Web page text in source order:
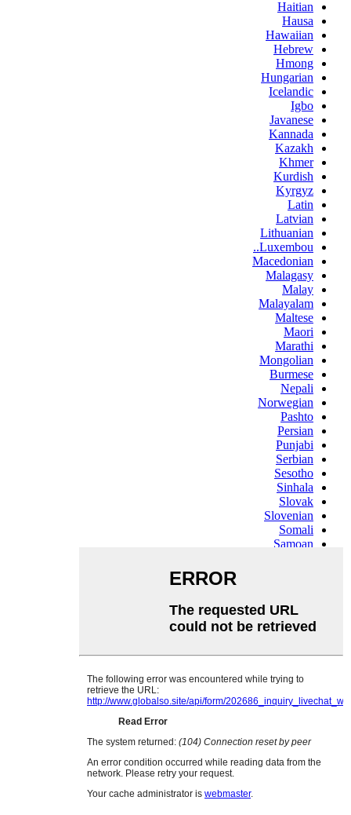
Haitian
Hausa
Hawaiian
Hebrew
Hmong
Hungarian
Icelandic
Igbo
Javanese
Kannada
Kazakh
Khmer
Kurdish
Kyrgyz
Latin
Latvian
Lithuanian
Luxembou..
Macedonian
Malagasy
Malay
Malayalam
Maltese
Maori
Marathi
Mongolian
Burmese
Nepali
Norwegian
Pashto
Persian
Punjabi
Serbian
Sesotho
Sinhala
Slovak
Slovenian
Somali
Samoan
Swahili
Tajik
Telugu
Ukrainian
Urdu
Welsh
Xhosa
Yiddish